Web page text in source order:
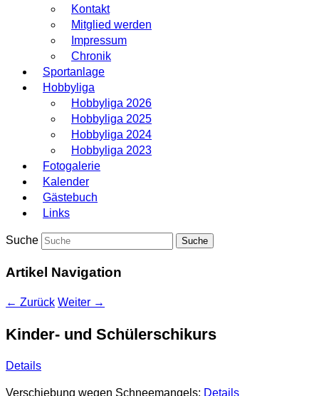
Kontakt
Mitglied werden
Impressum
Chronik
Sportanlage
Hobbyliga
Hobbyliga 2026
Hobbyliga 2025
Hobbyliga 2024
Hobbyliga 2023
Fotogalerie
Kalender
Gästebuch
Links
Suche
Artikel Navigation
← Zurück Weiter →
Kinder- und Schülerschikurs
Details
Verschiebung wegen Schneemangels: Details